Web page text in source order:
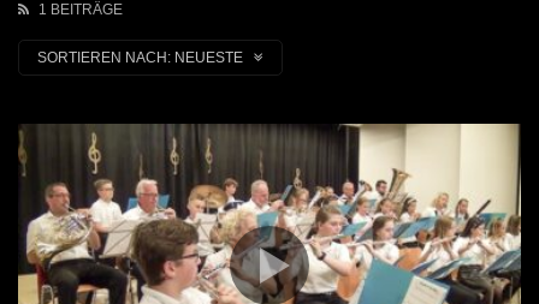
1 BEITRÄGE
SORTIEREN NACH: NEUESTE